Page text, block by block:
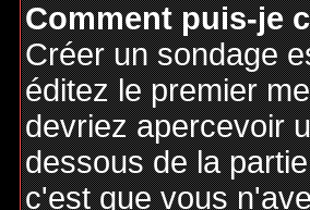
Comment puis-je
Créer un sondage
éditez le premier
devriez apercevoir
dessous de la
c'est que vous